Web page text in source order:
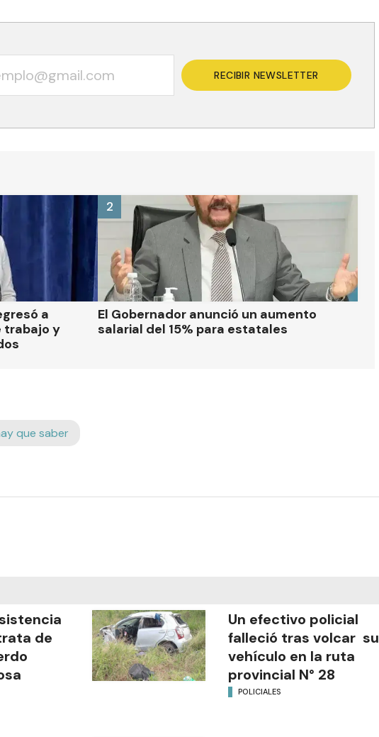
RECIBIR NEWSLETTER
a
trabajo y
El Gobernador anunció un aumento
salarial del 15% para estatales
2
que saber
de
Un efectivo policial
falleció tras volcar su
vehículo en la ruta
provincial N° 28
POLICIALES